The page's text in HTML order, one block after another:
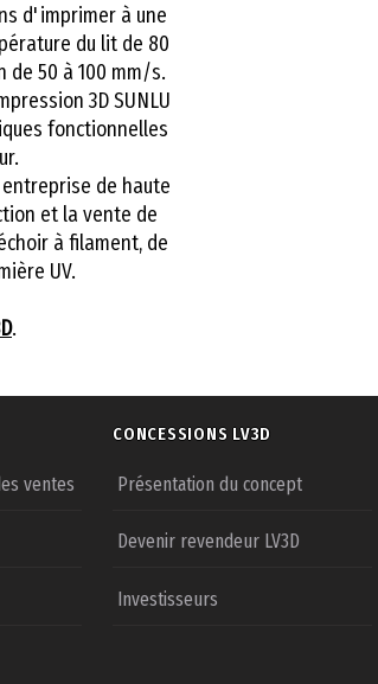
d'imprimer à une
du lit de 80
de 50 à 100 mm/s.
3D SUNLU
fonctionnelles
entreprise de haute
et la vente de
à filament, de
UV.
.
ventes
CONCESSIONS LV3D
Présentation du concept
Devenir revendeur LV3D
Investisseurs